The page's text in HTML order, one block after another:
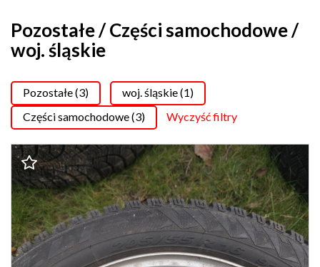
Pozostałe / Części samochodowe /
woj. śląskie
Pozostałe (3)
woj. śląskie (1)
Części samochodowe (3)
Wyczyść filtry